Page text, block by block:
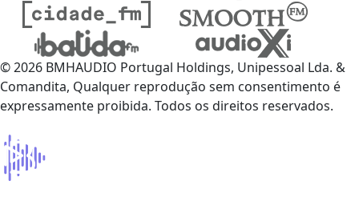
© 2026 BMHAUDIO Portugal Holdings, Unipessoal Lda. &
Comandita, Qualquer reprodução sem consentimento é
expressamente proibida. Todos os direitos reservados.